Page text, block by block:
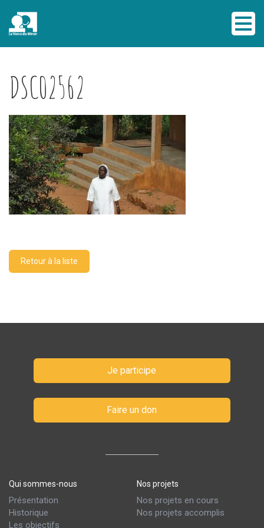
DSC02562
Retour à la liste
Je participe
Faire un don
Qui sommes-nous
Présentation
Historique
Les objectifs
Nos projets
Nos projets en cours
Nos projets accomplis